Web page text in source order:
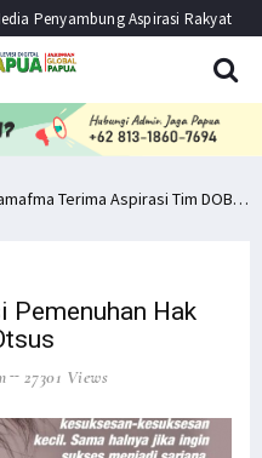
Penyambung Aspirasi Rakyat
Pemuda PNG Deklarasi Dukungan untuk Papua Barat Lawan TNI/Polri
Pemenuhan Hak
27301 Views